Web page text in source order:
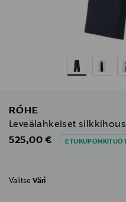
RÓHE
Leveälahkeiset
Original Price
525,00 €
Valitse Väri